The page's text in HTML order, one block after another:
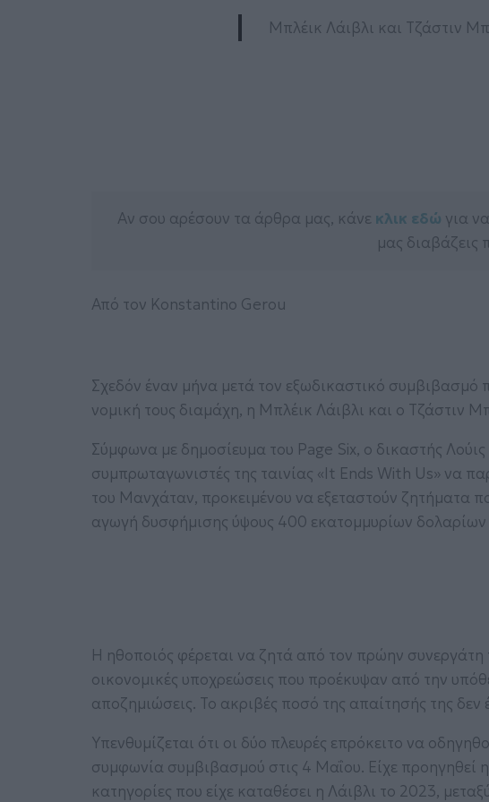
Μπλέικ Λάιβλι και Τζάστιν
Αν σου αρέσουν τα άρθρα μας, κάνε κλικ εδώ για
μας διαβάζεις
Από τον Konstantino Gerou
Σχεδόν έναν μήνα μετά τον εξωδικαστικό
νομική τους διαμάχη, η Μπλέικ Λάιβλι και ο Τζάστιν
Σύμφωνα με δημοσίευμα του Page Six, ο δικαστής
συμπρωταγωνιστές της ταινίας «It Ends With Us» να
του Μανχάταν, προκειμένου να εξεταστούν ζητήματα
αγωγή δυσφήμισης ύψους 400 εκατομμυρίων δολαρίων
Η ηθοποιός φέρεται να ζητά από τον πρώην συνεργάτη
οικονομικές υποχρεώσεις που προέκυψαν από την
αποζημιώσεις. Το ακριβές ποσό της απαίτησής της δεν
Υπενθυμίζεται ότι οι δύο πλευρές επρόκειτο να
συμφωνία συμβιβασμού στις 4 Μαΐου. Είχε προηγηθεί
κατηγορίες που είχε καταθέσει η Λάιβλι το 2023,